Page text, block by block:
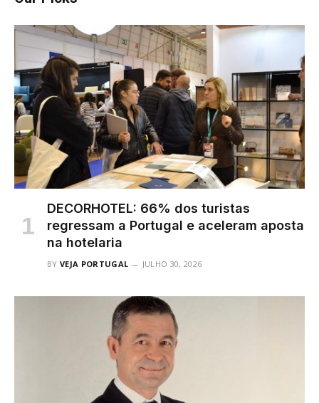
DECORHOTEL: 66% dos turistas
regressam a Portugal e aceleram aposta
na hotelaria
BY VEJA PORTUGAL JULHO 30, 2026